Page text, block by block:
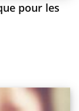
pour les